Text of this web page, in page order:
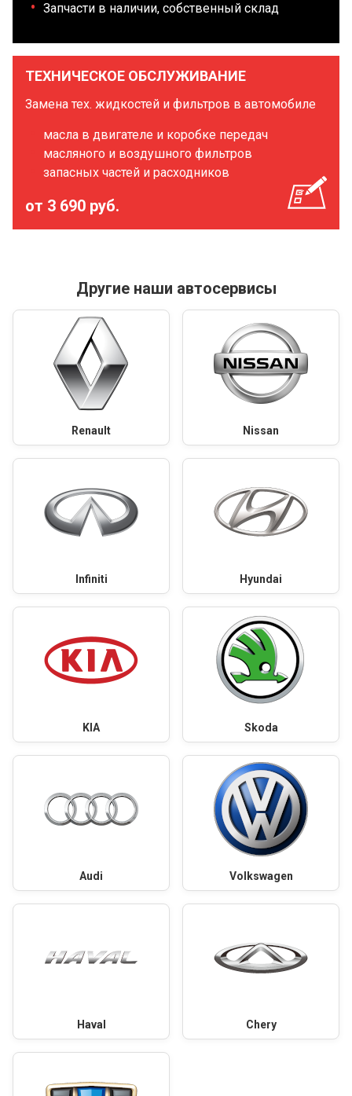
Запчасти в наличии, собственный склад
ТЕХНИЧЕСКОЕ ОБСЛУЖИВАНИЕ
Замена тех. жидкостей и фильтров в автомобиле
масла в двигателе и коробке передач
масляного и воздушного фильтров
запасных частей и расходников
от 3 690 руб.
Другие наши автосервисы
Renault Nissan
Infiniti Hyundai
KIA Skoda
Audi Volkswagen
Haval Chery